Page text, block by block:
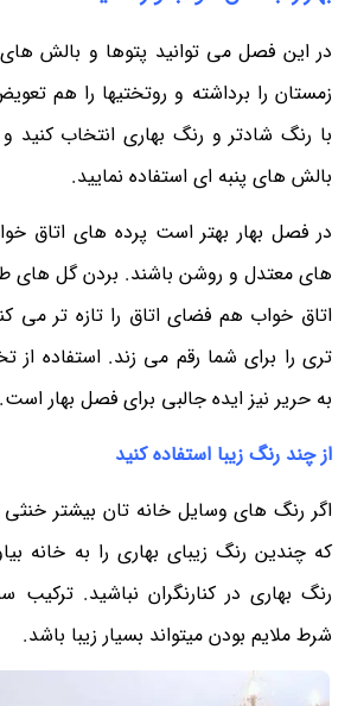
در این فصل می توانید پتوها و بالش
زمستان را برداشته و روتختیها را هم
با رنگ شادتر و رنگ بهاری انتخاب کنید
بالش های پنبه ای استفاده نمایید.
در فصل بهار بهتر است پرده های اتاق
های معتدل و روشن باشند. بردن گل های
اتاق خواب هم فضای اتاق را تازه تر می
تری را برای شما رقم می زند. استفاده
به حریر نیز ایده جالبی برای فصل بهار است.
از چند رنگ زیبا استفاده کنید
اگر رنگ های وسایل خانه تان بیشتر
که چندین رنگ زیبای بهاری را به خانه
رنگ بهاری در کنارنگران نباشید. ترکیب
شرط ملایم بودن میتواند بسیار زیبا باشد.